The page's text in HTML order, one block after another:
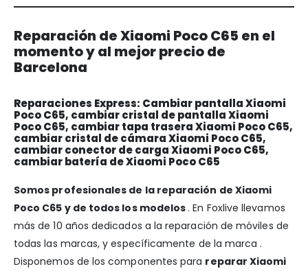
Reparación de Xiaomi Poco C65 en el
momento y al mejor precio de
Barcelona
Reparaciones Express: Cambiar pantalla Xiaomi
Poco C65, cambiar cristal de pantalla Xiaomi
Poco C65, cambiar tapa trasera Xiaomi Poco C65,
cambiar cristal de cámara Xiaomi Poco C65,
cambiar conector de carga Xiaomi Poco C65,
cambiar batería de Xiaomi Poco C65
Somos profesionales de la reparación de Xiaomi
Poco C65 y de todos los modelos. En Foxlive llevamos
más de 10 años dedicados a la reparación de móviles de
todas las marcas, y específicamente de la marca .
Disponemos de los componentes para reparar Xiaomi